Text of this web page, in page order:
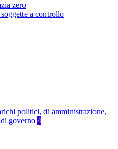
zero
a controllo
politici, di amministrazione,
governo 4